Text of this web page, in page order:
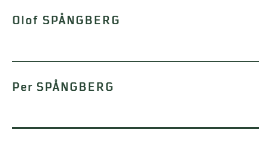
Olof SPÅNGBERG
Per SPÅNGBERG